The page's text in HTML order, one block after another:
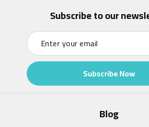
Subscribe to our
Subscribe Now
Blog